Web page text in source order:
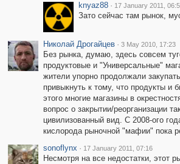
knyaz88 · 17 January 2011,
Зато сейчас там рынок,
Николай Дрогайцев · 3 May 2010, 17:23
Без рынка, думаю, здесь совсем
продуктовые и "Универсальные"
жители упорно продолжали
привыкнуть к тому, что продукты и
этого многие магазины в
вопрос о закрытии/реорганизации
цивилизованный вид. С 2008-ого
кислорода рыночной "мафии" пока
sonoflynx · 17 January 2011, 07:16
Несмотря на все недостатки, этот